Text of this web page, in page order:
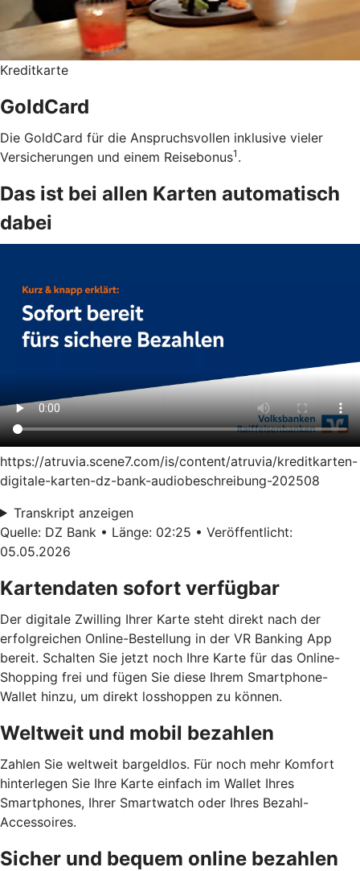
Kreditkarte
GoldCard
Die GoldCard für die Anspruchsvollen inklusive vieler
Versicherungen und einem Reisebonus1 .
Das ist bei allen Karten automatisch
dabei
https://atruvia.scene7.com/is/content/atruvia/kreditkarten-
digitale-karten-dz-bank-audiobeschreibung-202508
Transkript anzeigen
Quelle: DZ Bank • Länge: 02:25 • Veröffentlicht:
05.05.2026
Kartendaten sofort verfügbar
Der digitale Zwilling Ihrer Karte steht direkt nach der
erfolgreichen Online-Bestellung in der VR Banking App
bereit. Schalten Sie jetzt noch Ihre Karte für das Online-
Shopping frei und fügen Sie diese Ihrem Smartphone-
Wallet hinzu, um direkt losshoppen zu können.
Weltweit und mobil bezahlen
Zahlen Sie weltweit bargeldlos. Für noch mehr Komfort
hinterlegen Sie Ihre Karte einfach im Wallet Ihres
Smartphones, Ihrer Smartwatch oder Ihres Bezahl-
Accessoires.
Sicher und bequem online bezahlen